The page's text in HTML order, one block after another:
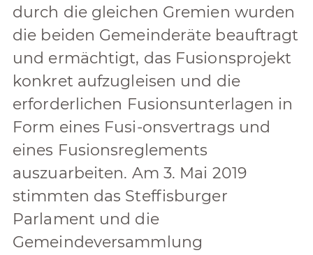
durch die gleichen Gremien wurden
die beiden Gemeinderäte beauftragt
und ermächtigt, das Fusionsprojekt
konkret aufzugleisen und die
erforderlichen Fusionsunterlagen in
Form eines Fusi-onsvertrags und
eines Fusionsreglements
auszuarbeiten. Am 3. Mai 2019
stimmten das Steffisburger
Parlament und die
Gemeindeversammlung